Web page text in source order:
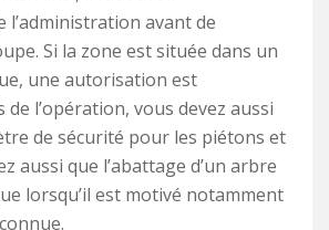
l’administration avant de
Si la zone est située dans un
une autorisation est
de l’opération, vous devez aussi
de sécurité pour les piétons et
aussi que l’abattage d’un arbre
lorsqu’il est motivé notamment